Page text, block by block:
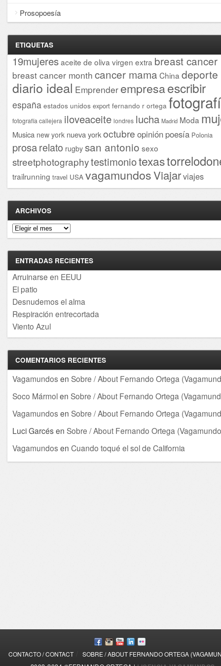
Prosopoesía
ETIQUETAS
19mujeresaceite de oliva virgen extra breast cancer
breast cancer month cancer mama China deporte
diario ideal Emprender empresaescribir
españa estados unidos export fernando r ortega
fotografía callejera iloveaceite londres lucha Madrid Moda
Musica new york nueva yorkoctubre opinión poesía Polonia
prosarelato rugby san antonio sexo
streetphotographytestimoniotexas
trailrunning travel USA vagamundosViajarviajes
ARCHIVOS
Archivos
ENTRADAS RECIENTES
Arruinarse en EEUU
El patio
Desnudemos el alma
Respiración entrecortada
Viento Azul
COMENTARIOS RECIENTES
Vagamundos en Sobre / About Fernando Ortega
Soco Mármolen Sobre / About Fernando Ortega
Vagamundos en Sobre / About Fernando Ortega
Luci Garcés en Sobre / About Fernando Ortega
Vagamundos en Cuando toqué el sol de California
CONTACTO / CONTACT
SOBRE / ABOUT FERNANDO ORTEGA